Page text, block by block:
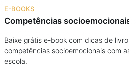
E-BOOKS
Competências
Baixe grátis e-book com dicas de
competências socioemocionais com
escola.